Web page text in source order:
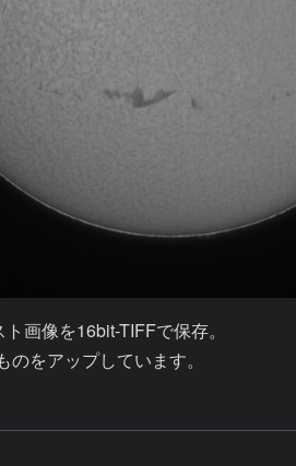
画像を16bit-TIFFで保存。
をアップしています。